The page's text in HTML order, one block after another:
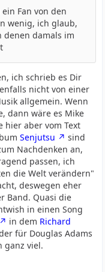
Fan von den
wenig, ich glaub,
denen damals im
ich schrieb es Dir
nicht von einer
allgemein. Wenn
dann wäre es Mike
hier aber vom Text
Senjutsu
sind
Nachdenken an,
passen, ich
die Welt verändern"
deswegen eher
Band. Quasi die
in einen Song
in dem Richard
für Douglas Adams
ganz viel.